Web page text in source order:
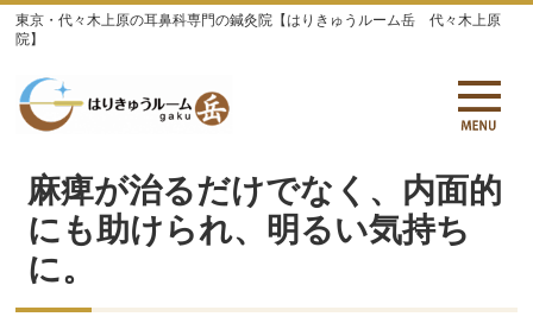
東京・代々木上原の耳鼻科専門の鍼灸院【はりきゅうルーム岳 代々木上原
院】
麻痺が治るだけでなく、内面的
にも助けられ、明るい気持ち
に。